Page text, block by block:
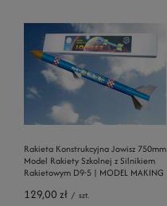
Rakieta Konstrukcyjna Jowisz 750mm
Model Rakiety Szkolnej z Silnikiem
Rakietowym D9-5 | MODEL MAKING
129,00 zł / szt.